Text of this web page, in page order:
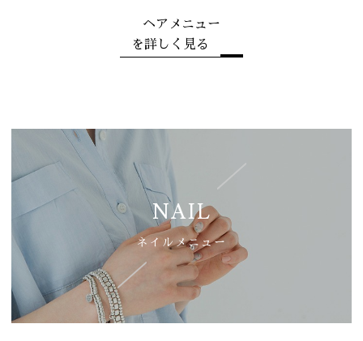
ヘアメニュー
を詳しく見る
NAIL
ネイルメニュー